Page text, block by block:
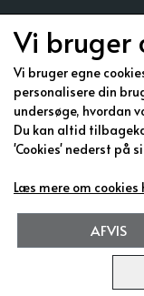
Vi bruger
Vi bruger egne
personalisere din
undersøge, hvordan
Du kan altid
'Cookies' nederst på
Læs mere om cookies
AFVIS